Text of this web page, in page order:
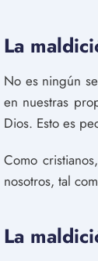
La
No es ningún
en nuestras
Dios. Esto es
Como
nosotros, tal
La